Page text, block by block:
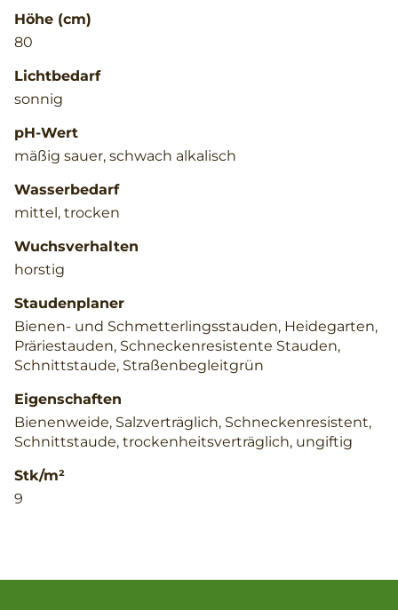
Höhe (cm)
80
Lichtbedarf
sonnig
pH-Wert
mäßig sauer, schwach alkalisch
Wasserbedarf
mittel, trocken
Wuchsverhalten
horstig
Staudenplaner
Bienen- und Schmetterlingsstauden, Heidegarten,
Präriestauden, Schneckenresistente Stauden,
Schnittstaude, Straßenbegleitgrün
Eigenschaften
Bienenweide, Salzverträglich, Schneckenresistent,
Schnittstaude, trockenheitsverträglich, ungiftig
Stk/m²
9